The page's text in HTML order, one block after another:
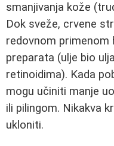
smanjivanja kože
Dok sveže, crvene
redovnom primenom
preparata (ulje bio
retinoidima). Kada
mogu učiniti manje
ili pilingom. Nikakva
ukloniti.